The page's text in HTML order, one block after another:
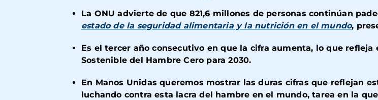
La ONU advierte de que 821,6 millones de personas continúan
estado de la seguridad alimentaria y la nutrición en el mundo,
Es el tercer año consecutivo en que la cifra aumenta, lo que
Sostenible del Hambre Cero para 2030.
En Manos Unidas queremos mostrar las duras cifras que reflejan
luchando contra esta lacra del hambre en el mundo, tarea en la